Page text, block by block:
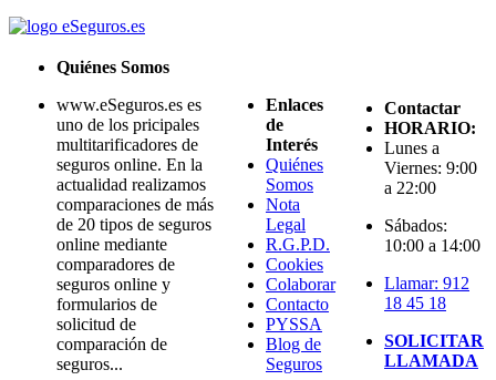
Quiénes Somos
www.eSeguros.es es
uno de los pricipales
multitarificadores de
seguros online. En la
actualidad realizamos
comparaciones de más
de 20 tipos de seguros
online mediante
comparadores de
seguros online y
formularios de
solicitud de
comparación de
seguros...
Enlaces
de
Interés
Quiénes
Somos
Nota
Legal
R.G.P.D.
Cookies
Colaborar
Contacto
PYSSA
Blog de
Seguros
Contactar
HORARIO:
Lunes a
Viernes: 9:00
a 22:00
Sábados:
10:00 a 14:00
Llamar: 912
18 45 18
SOLICITAR
LLAMADA